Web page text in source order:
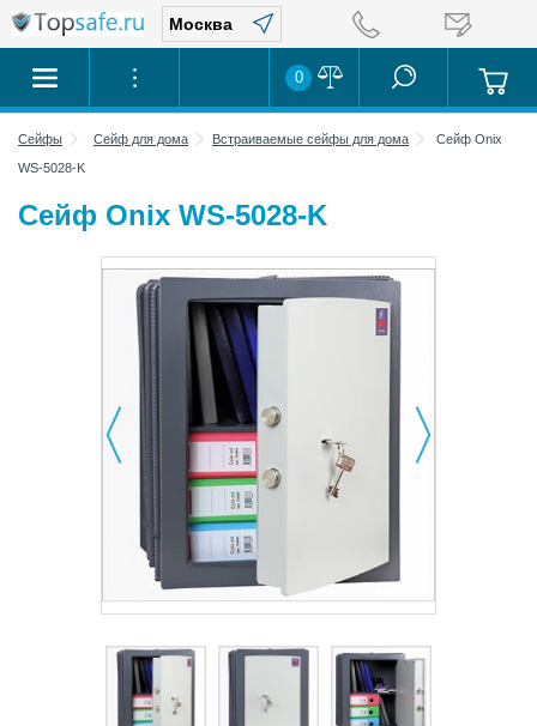
0
Сейфы Сейф для дома Встраиваемые сейфы для дома
Сейф Onix
WS-5028-K
Сейф Onix WS-5028-K